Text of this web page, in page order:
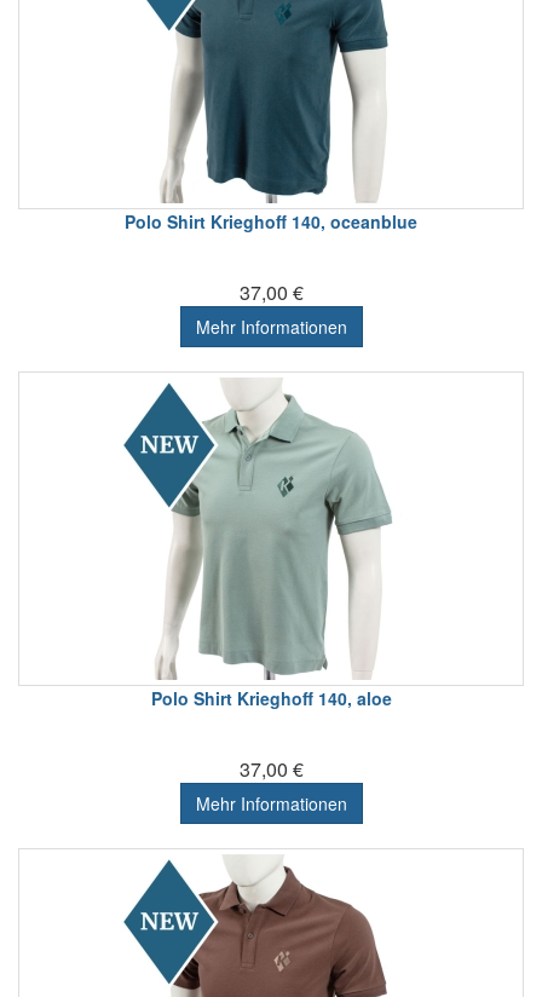
Polo Shirt Krieghoff 140, oceanblue
37,00 €
Mehr Informationen
Polo Shirt Krieghoff 140, aloe
37,00 €
Mehr Informationen